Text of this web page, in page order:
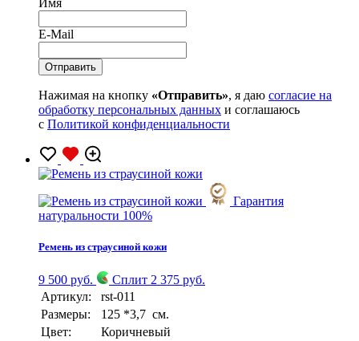
Имя
E-Mail
Нажимая на кнопку «Отправить», я даю согласие на
обработку персональных данных и соглашаюсь
с Политикой конфиденциальности
Гарантия
натуральности 100%
Ремень из страусиной кожи
9 500 руб.
Сплит 2 375 руб.
Артикул:
rst-011
Размеры:
125 *3,7 см.
Цвет:
Коричневый